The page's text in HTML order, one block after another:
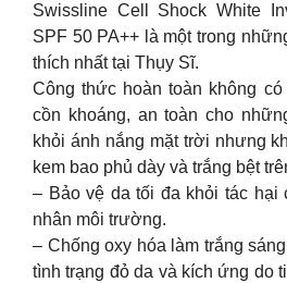
Swissline Cell Shock White
SPF 50 PA++ là một trong
thích nhất tại Thụy Sĩ.
Công thức hoàn toàn không
cồn khoáng, an toàn cho
khỏi ánh nắng mặt trời nhưng
kem bao phủ dày và trắng bệt
– Bảo vệ da tối đa khỏi tác hại
nhân môi trường.
– Chống oxy hóa làm trắng
tình trạng đỏ da và kích ứng do